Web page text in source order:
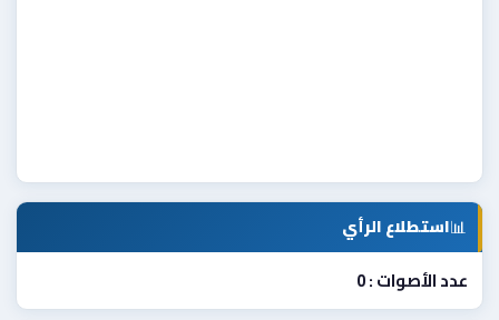
📊استطلاع الرأي
عدد الأصوات : 0